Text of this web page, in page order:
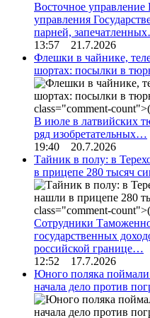
Восточное управление
управления
парней,
13:57 21.7.2026
Флешки в чайнике,
шортах: посылки в
В июле в латвийских
ряд изобретательных…
19:40 20.7.2026
Тайник в полу: в
в прицепе 280 тысяч
Сотрудники
государственных
российской границе…
12:52 17.7.2026
Юного поляка поймали
начала дело против